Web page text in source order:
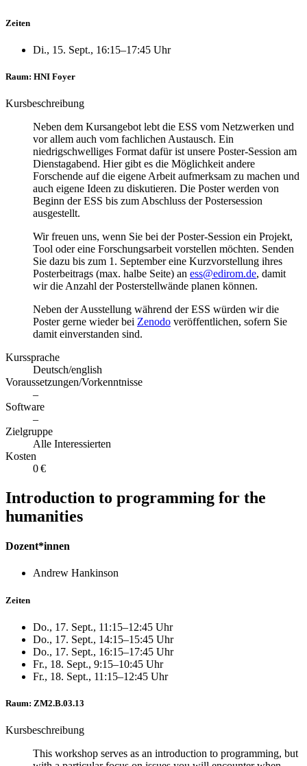
Zeiten
Di., 15. Sept., 16:15–17:45 Uhr
Raum: HNI Foyer
Kursbeschreibung
Neben dem Kursangebot lebt die ESS vom Netzwerken und
vor allem auch vom fachlichen Austausch. Ein
niedrigschwelliges Format dafür ist unsere Poster-Session am
Dienstagabend. Hier gibt es die Möglichkeit andere
Forschende auf die eigene Arbeit aufmerksam zu machen und
auch eigene Ideen zu diskutieren. Die Poster werden von
Beginn der ESS bis zum Abschluss der Postersession
ausgestellt.
Wir freuen uns, wenn Sie bei der Poster-Session ein Projekt,
Tool oder eine Forschungsarbeit vorstellen möchten. Senden
Sie dazu bis zum 1. September eine Kurzvorstellung ihres
Posterbeitrags (max. halbe Seite) an ess@edirom.de, damit
wir die Anzahl der Posterstellwände planen können.
Neben der Ausstellung während der ESS würden wir die
Poster gerne wieder bei Zenodo veröffentlichen, sofern Sie
damit einverstanden sind.
Kurssprache
Deutsch/english
Voraussetzungen/Vorkenntnisse
–
Software
–
Zielgruppe
Alle Interessierten
Kosten
0 €
Introduction to programming for the
humanities
Dozent*innen
Andrew Hankinson
Zeiten
Do., 17. Sept., 11:15–12:45 Uhr
Do., 17. Sept., 14:15–15:45 Uhr
Do., 17. Sept., 16:15–17:45 Uhr
Fr., 18. Sept., 9:15–10:45 Uhr
Fr., 18. Sept., 11:15–12:45 Uhr
Raum: ZM2.B.03.13
Kursbeschreibung
This workshop serves as an introduction to programming, but